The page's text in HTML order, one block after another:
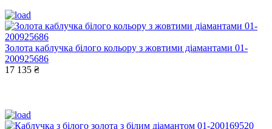
Золота каблучка білого кольору з жовтими діамантами 01-
200925686
17 135 ₴